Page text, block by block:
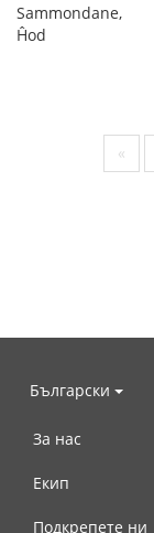
Sammondane,
Ĥod
«
Български
За нас
Екип
Подкрепете ни